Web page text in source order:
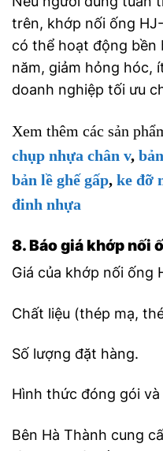
trên, khớp nối ống
có thể hoạt động bền
năm, giảm hỏng hóc,
doanh nghiệp tối ưu
Xem thêm các sản
chụp nhựa chân v,
bản lề ghế gấp, ke đỡ
đinh nhựa
8. Báo giá khớp nối
Giá của khớp nối ống
Chất liệu (thép mạ,
Số lượng đặt hàng.
Hình thức đóng gói
Bên Hà Thành cung